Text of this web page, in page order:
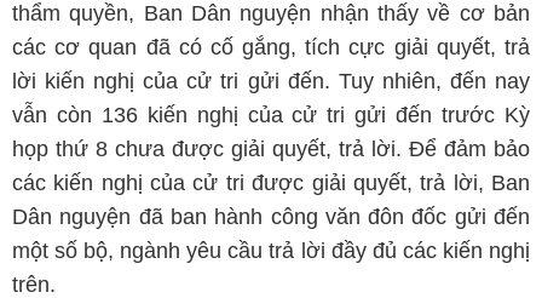
thẩm quyền, Ban Dân nguyện nhận thấy về cơ bản
các cơ quan đã có cố gắng, tích cực giải quyết, trả
lời kiến nghị của cử tri gửi đến. Tuy nhiên, đến nay
vẫn còn 136 kiến nghị của cử tri gửi đến trước Kỳ
họp thứ 8 chưa được giải quyết, trả lời. Để đảm bảo
các kiến nghị của cử tri được giải quyết, trả lời, Ban
Dân nguyện đã ban hành công văn đôn đốc gửi đến
một số bộ, ngành yêu cầu trả lời đầy đủ các kiến nghị
trên.